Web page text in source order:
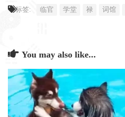
标签: 临官 学堂 禄 词馆
You may also like...